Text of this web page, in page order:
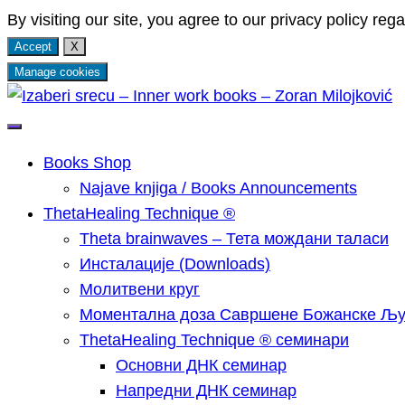
By visiting our site, you agree to our privacy policy
Accept
X
Manage cookies
Skip
to
Izaberi srecu – Inner
Кундалини Реики и Арханђеоских енергија.
Books Shop
Najave knjiga / Books Announcements
ThetaHealing Technique ®
Тheta brainwaves – Тета мождани таласи
Инсталације (Downloads)
Молитвени круг
Моментална доза Савршене Божанске
ThetaHealing Technique ® семинари
Основни ДНК семинар
Напредни ДНК семинар